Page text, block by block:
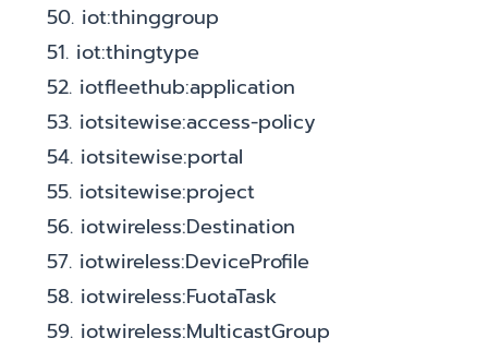
50. iot:thinggroup
51. iot:thingtype
52. iotfleethub:application
53. iotsitewise:access-policy
54. iotsitewise:portal
55. iotsitewise:project
56. iotwireless:Destination
57. iotwireless:DeviceProfile
58. iotwireless:FuotaTask
59. iotwireless:MulticastGroup